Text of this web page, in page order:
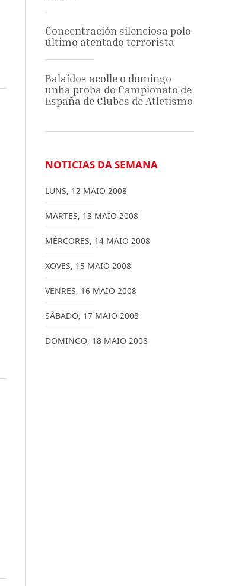
Concentración silenciosa polo
último atentado terrorista
Balaídos acolle o domingo
unha proba do Campionato de
España de Clubes de Atletismo
NOTICIAS DA SEMANA
LUNS, 12 MAIO 2008
MARTES, 13 MAIO 2008
MÉRCORES, 14 MAIO 2008
XOVES, 15 MAIO 2008
VENRES, 16 MAIO 2008
SÁBADO, 17 MAIO 2008
DOMINGO, 18 MAIO 2008